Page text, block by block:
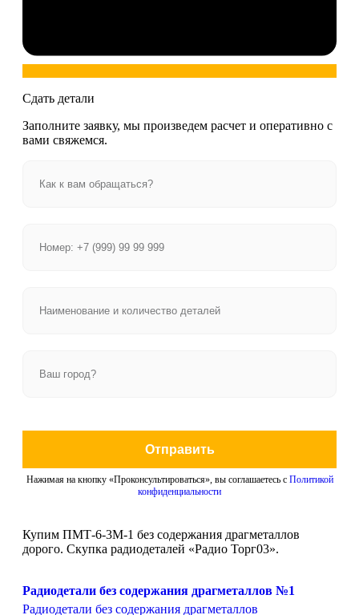
Сдать детали
Заполните заявку, мы произведем расчет и оперативно с
вами свяжемся.
Отправить
Нажимая на кнопку «Проконсультироваться», вы соглашаетесь с Политикой
конфиденциальности
Купим ПМТ-6-3М-1 без содержания драгметаллов
дорого. Скупка радиодеталей «Радио Торг03».
Радиодетали без содержания драгметаллов №1
Радиодетали без содержания драгметаллов